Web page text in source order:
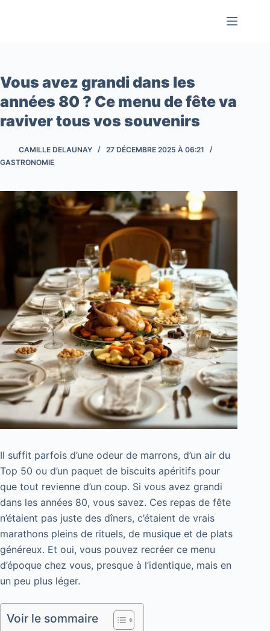
Vous avez grandi dans les
années 80 ? Ce menu de fête va
raviver tous vos souvenirs
CAMILLE DELAUNAY
27 DÉCEMBRE 2025 À 06:21
GASTRONOMIE
Il suffit parfois d’une odeur de marrons, d’un air du
Top 50 ou d’un paquet de biscuits apéritifs pour
que tout revienne d’un coup. Si vous avez grandi
dans les années 80, vous savez. Ces repas de fête
n’étaient pas juste des dîners, c’étaient de vrais
marathons pleins de rituels, de musique et de plats
généreux. Et oui, vous pouvez recréer ce menu
d’époque chez vous, presque à l’identique, mais en
un peu plus léger.
Voir le sommaire